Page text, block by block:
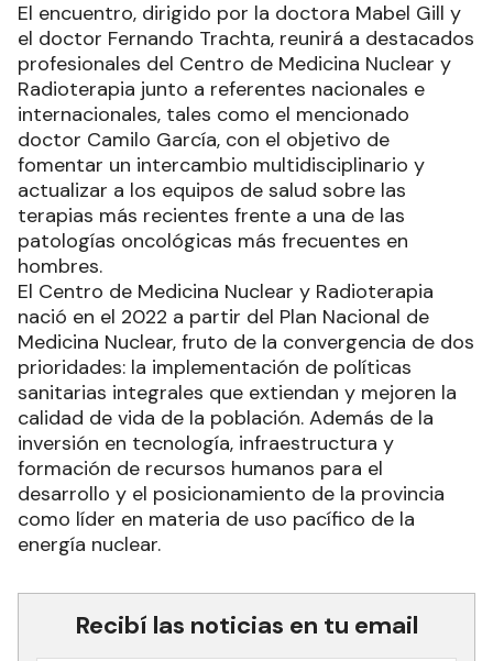
El encuentro, dirigido por la doctora Mabel Gill y
el doctor Fernando Trachta, reunirá a destacados
profesionales del Centro de Medicina Nuclear y
Radioterapia junto a referentes nacionales e
internacionales, tales como el mencionado
doctor Camilo García, con el objetivo de
fomentar un intercambio multidisciplinario y
actualizar a los equipos de salud sobre las
terapias más recientes frente a una de las
patologías oncológicas más frecuentes en
hombres.
El Centro de Medicina Nuclear y Radioterapia
nació en el 2022 a partir del Plan Nacional de
Medicina Nuclear, fruto de la convergencia de dos
prioridades: la implementación de políticas
sanitarias integrales que extiendan y mejoren la
calidad de vida de la población. Además de la
inversión en tecnología, infraestructura y
formación de recursos humanos para el
desarrollo y el posicionamiento de la provincia
como líder en materia de uso pacífico de la
energía nuclear.
Recibí las noticias en tu email